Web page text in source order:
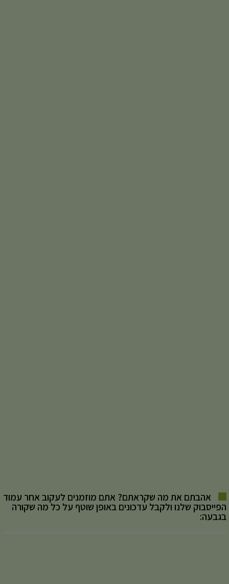
אהבתם את מה שקראתם? אתם מוזמנים לעקוב אחר עמוד
הפייסבוק שלנו ולקבל עדכונים באופן שוטף על כל מה שקורה
בגבעה: